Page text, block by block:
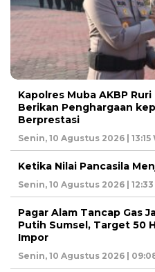
Kapolres Muba AKBP Ruri
Berikan Penghargaan
Berprestasi
Senin, 10 Agustus 2026 | 13:15
Ketika Nilai Pancasila
Senin, 10 Agustus 2026 |
Pagar Alam Tancap Gas
Putih Sumsel, Target 50
Impor
Senin, 10 Agustus 2026 |